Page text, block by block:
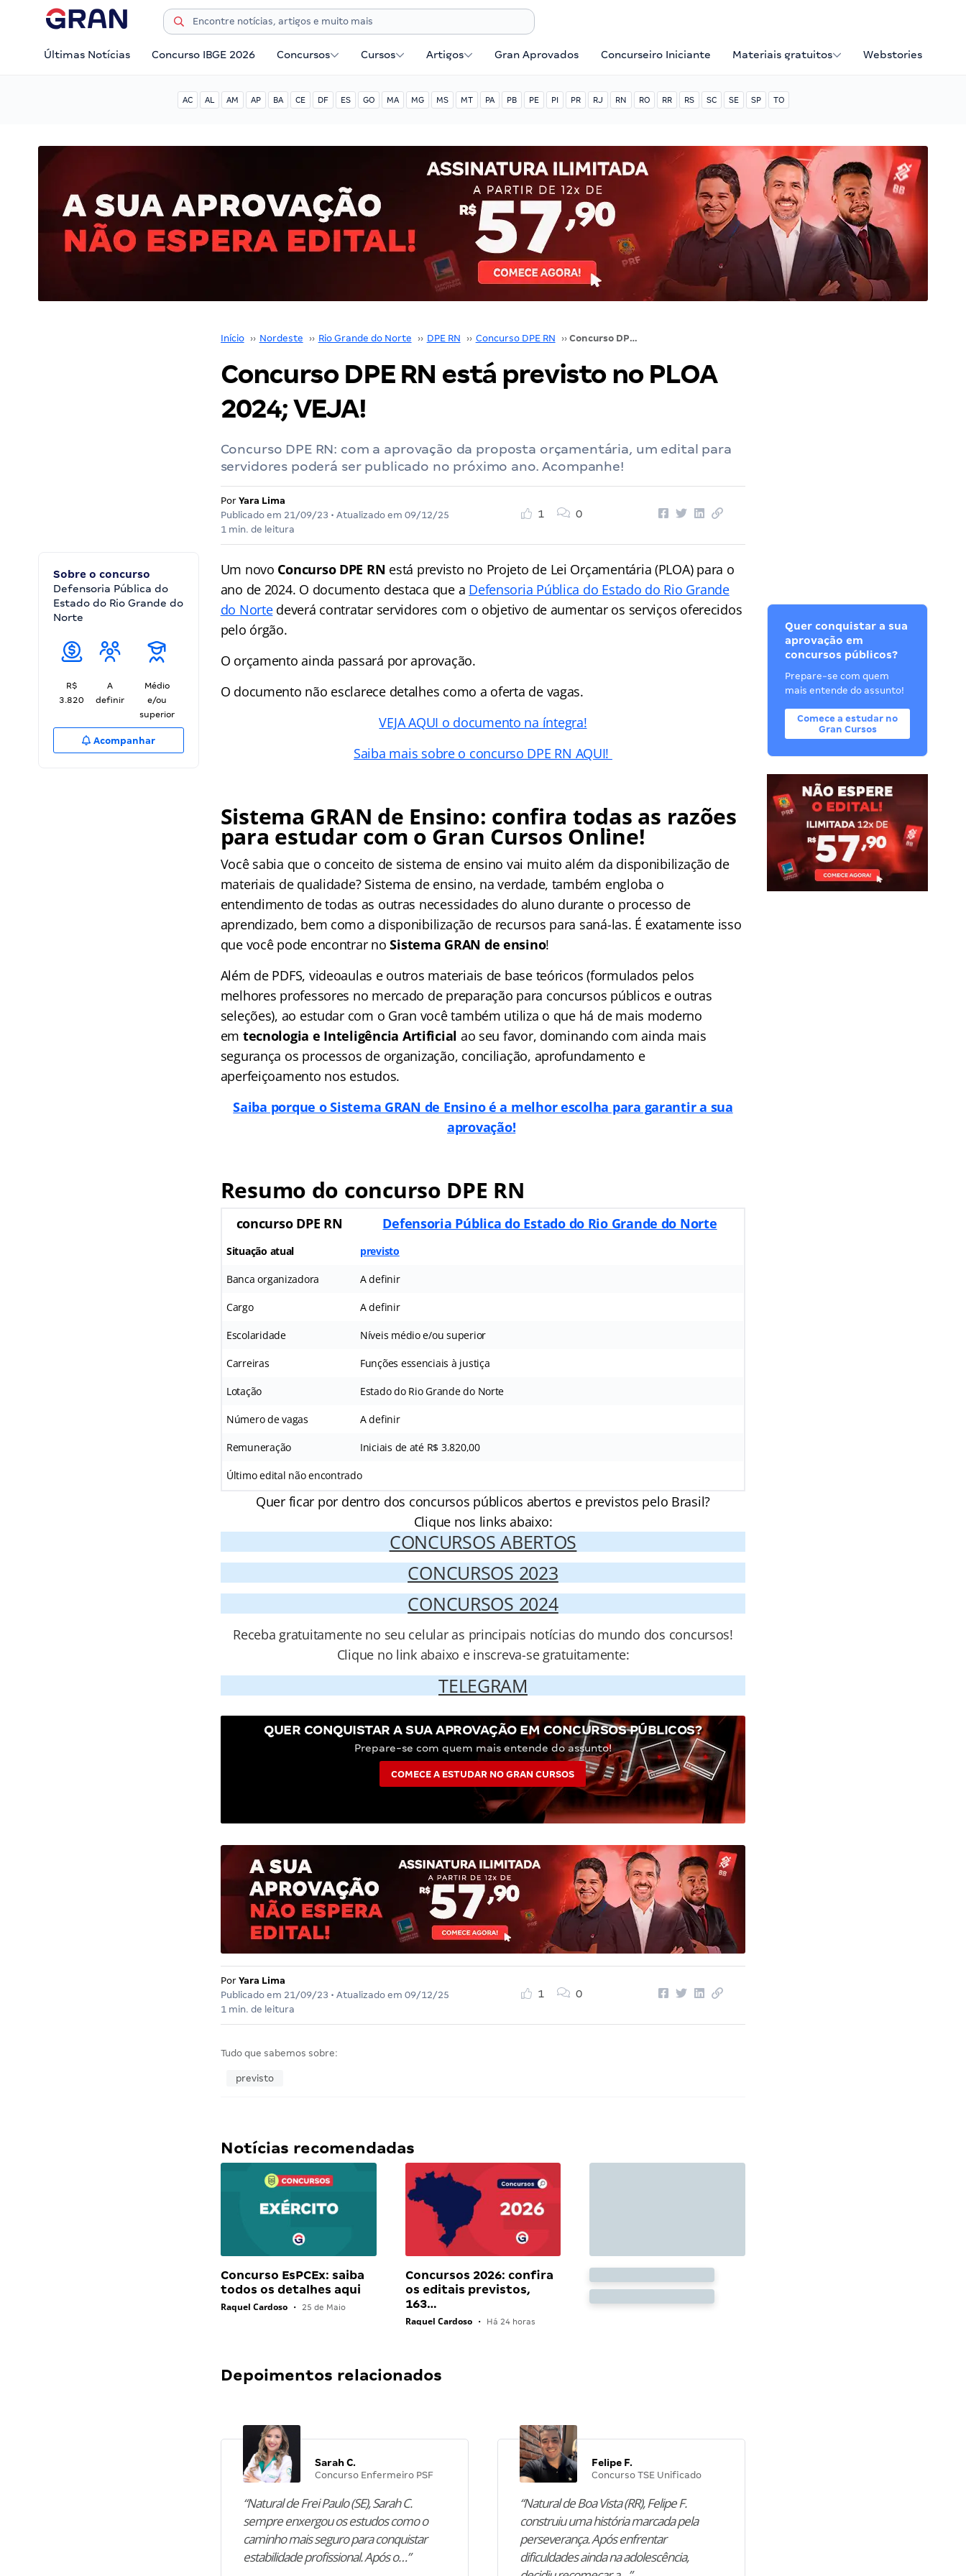
Últimas Notícias Concurso IBGE 2026 Concursos Cursos Artigos Gran Aprovados Concurseiro Iniciante Materiais gratuitos Webstories
AC AL AM AP BA CE DF ES GO MA MG MS MT PA PB PE PI PR RJ RN RO RR RS SC SE SP TO
Início ›› Nordeste ›› Rio Grande do Norte ›› DPE RN ›› Concurso DPE RN ›› Concurso DPE RN está previsto no PLOA 2024; VEJA!
Concurso DPE RN está previsto no PLOA
2024; VEJA!
Concurso DPE RN: com a aprovação da proposta orçamentária, um edital para
servidores poderá ser publicado no próximo ano. Acompanhe!
Por Yara Lima
Publicado em 21/09/23 • Atualizado em 09/12/25
1 min. de leitura
1 0
Sobre o concurso
Defensoria Pública do
Estado do Rio Grande do
Norte
R$
3.820
A
definir
Médio
e/ou
superior
Acompanhar
Um novo Concurso DPE RN está previsto no Projeto de Lei Orçamentária (PLOA) para o
ano de 2024. O documento destaca que a Defensoria Pública do Estado do Rio Grande
do Nortedeverá contratar servidores com o objetivo de aumentar os serviços oferecidos
pelo órgão.
O orçamento ainda passará por aprovação.
O documento não esclarece detalhes como a oferta de vagas.
VEJA AQUI o documento na íntegra!
Saiba mais sobre o concurso DPE RN AQUI!
Sistema GRAN de Ensino: confira todas as razões
para estudar com o Gran Cursos Online!
Você sabia que o conceito de sistema de ensino vai muito além da disponibilização de
materiais de qualidade? Sistema de ensino, na verdade, também engloba o
entendimento de todas as outras necessidades do aluno durante o processo de
aprendizado, bem como a disponibilização de recursos para saná-las. É exatamente isso
que você pode encontrar noSistema GRAN de ensino!
Além de PDFS, videoaulas e outros materiais de base teóricos (formulados pelos
melhores professores no mercado de preparação para concursos públicos e outras
seleções), ao estudar com o Gran você também utiliza o que há de mais moderno
em tecnologia e Inteligência Artificial ao seu favor, dominando com ainda mais
segurança os processos de organização, conciliação, aprofundamento e
aperfeiçoamento nos estudos.
Saiba porque o Sistema GRAN de Ensino é a melhor escolha para garantir a sua
aprovação!
Resumo do concurso DPE RN
concurso DPE RN Defensoria Pública do Estado do Rio Grande do Norte
Situação atual previsto
Banca organizadora A definir
Cargo A definir
Escolaridade Níveis médio e/ou superior
Carreiras Funções essenciais à justiça
Lotação Estado do Rio Grande do Norte
Número de vagas A definir
Remuneração Iniciais de até R$ 3.820,00
Último edital não encontrado
Quer ficar por dentro dos concursos públicos abertos e previstos pelo Brasil?
Clique nos links abaixo:
CONCURSOS ABERTOS
CONCURSOS 2023
CONCURSOS 2024
Receba gratuitamente no seu celular as principais notícias do mundo dos concursos!
Clique no link abaixo e inscreva-se gratuitamente:
TELEGRAM
QUER CONQUISTAR A SUA APROVAÇÃO EM CONCURSOS PÚBLICOS?
Prepare-se com quem mais entende do assunto!
COMECE A ESTUDAR NO GRAN CURSOS
Por Yara Lima
Publicado em 21/09/23 • Atualizado em 09/12/25
1 min. de leitura
1 0
Tudo que sabemos sobre:
previsto
Notícias recomendadas
Concurso EsPCEx: saiba
todos os detalhes aqui
Raquel Cardoso • 25 de Maio
Concursos 2026: confira
os editais previstos,
163…
Raquel Cardoso • Há 24 horas
Depoimentos relacionados
Sarah C.
Concurso Enfermeiro PSF
“Natural de Frei Paulo (SE), Sarah C.
sempre enxergou os estudos como o
caminho mais seguro para conquistar
estabilidade profissional. Após o…”
Felipe F.
Concurso TSE Unificado
“Natural de Boa Vista (RR), Felipe F.
construiu uma história marcada pela
perseverança. Após enfrentar
dificuldades ainda na adolescência,
Quer conquistar a sua
aprovação em
concursos públicos?
Prepare-se com quem
mais entende do assunto!
Comece a estudar no
Gran Cursos